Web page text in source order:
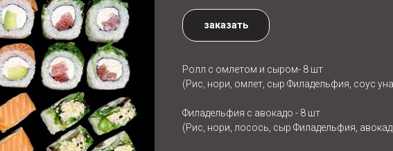
заказать
Ролл с омлетом и сыром- 8 шт
(Рис, нори, омлет, сыр Филадельфия, соус
Филадельфия с авокадо - 8 шт
(Рис, нори, лосось, сыр Филадельфия,